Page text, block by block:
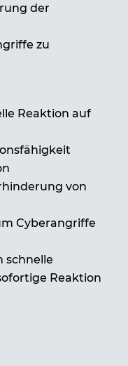
der
zu
Reaktion auf
von
Cyberangriffe
schnelle
Reaktion